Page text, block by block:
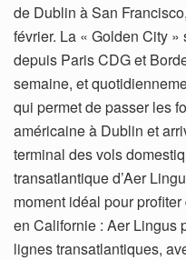
de Dublin à San
février. La « Golden City
depuis Paris CDG et
semaine, et
qui permet de passer les
américaine à Dublin et
terminal des vols
transatlantique d’Aer
moment idéal pour
en Californie : Aer Lingus
lignes transatlantiques,